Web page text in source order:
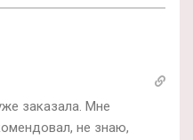
заказала. Мне
не знаю,